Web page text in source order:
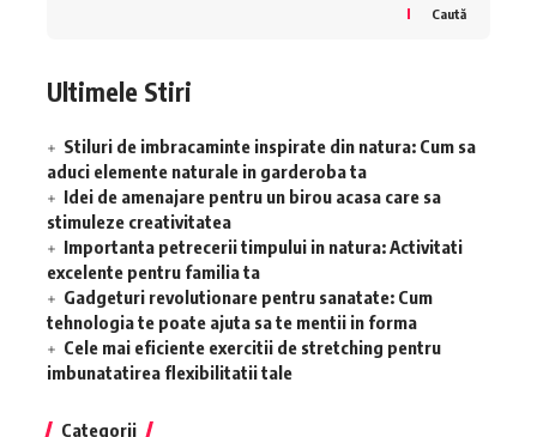
Caută
Ultimele Stiri
Stiluri de imbracaminte inspirate din natura: Cum sa
aduci elemente naturale in garderoba ta
Idei de amenajare pentru un birou acasa care sa
stimuleze creativitatea
Importanta petrecerii timpului in natura: Activitati
excelente pentru familia ta
Gadgeturi revolutionare pentru sanatate: Cum
tehnologia te poate ajuta sa te mentii in forma
Cele mai eficiente exercitii de stretching pentru
imbunatatirea flexibilitatii tale
Categorii